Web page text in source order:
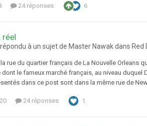
24 réponses 6
réel
à un sujet de Master Nawak dans Red
rue du quartier français de La Nouvelle
le fameux marché français, au niveau
dans ce post sont dans la même rue de
24 réponses 1